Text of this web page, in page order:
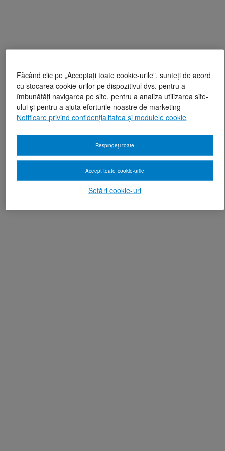
Făcând clic pe „Acceptați toate cookie-urile”, sunteți de acord
cu stocarea cookie-urilor pe dispozitivul dvs. pentru a
îmbunătăți navigarea pe site, pentru a analiza utilizarea site-
ului și pentru a ajuta eforturile noastre de marketing
Notificare privind confidențialitatea și modulele cookie
Setări cookie-uri
Respingeți toate
Accept toate cookie-urile